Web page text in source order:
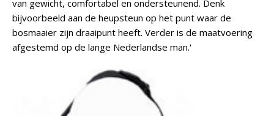
van gewicht, comfortabel en ondersteunend. Denk
bijvoorbeeld aan de heupsteun op het punt waar de
bosmaaier zijn draaipunt heeft. Verder is de maatvoering
afgestemd op de lange Nederlandse man.'